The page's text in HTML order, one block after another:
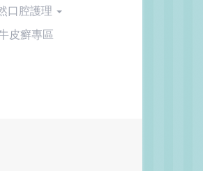
口腔護理
皮癬專區